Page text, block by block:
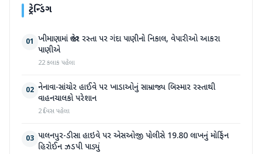
ટ્રેન્ડિંગ
01 ખીમાણામાં જાહેર રસ્તા પર ગંદા પાણીનો નિકાલ, વેપારીઓ આકરા
પાણીએ
22 કલાક પહેલા
02 નેનાવા-સાંચોર હાઈવે પર ખાડાઓનું સામ્રાજ્ય બિસ્માર રસ્તાથી
વાહનચાલકો પરેશાન
2 દિવસ પહેલા
03 પાલનપુર-ડીસા હાઇવે પર એસઓજી પોલીસે 19.80 લાખનું મોર્ફિન
હિરોઈન ઝડપી પાડ્યું